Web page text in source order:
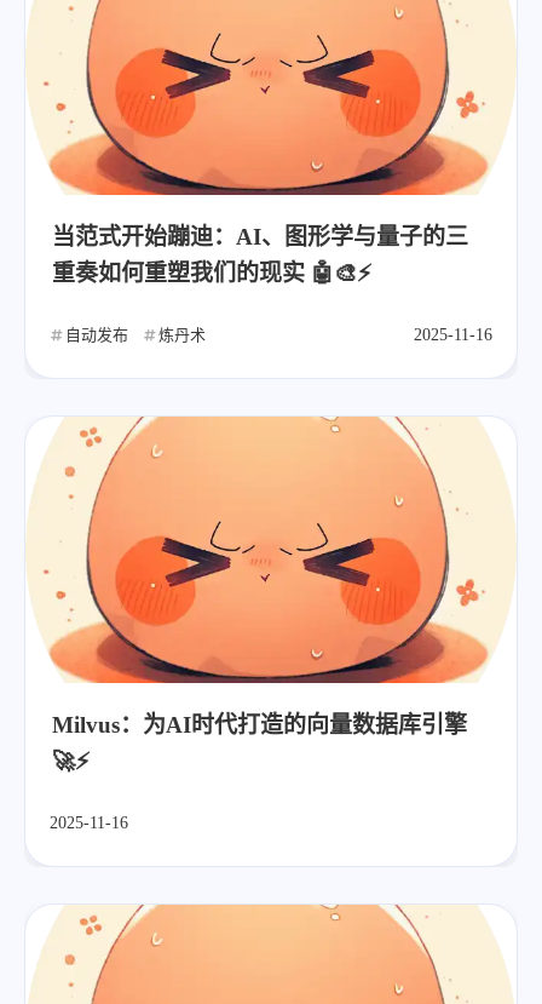
当范式开始蹦迪：AI、图形学与量子的三
重奏如何重塑我们的现实 🤖🎨⚡
自动发布 炼丹术 2025-11-16
Milvus：为AI时代打造的向量数据库引擎
🚀⚡
2025-11-16